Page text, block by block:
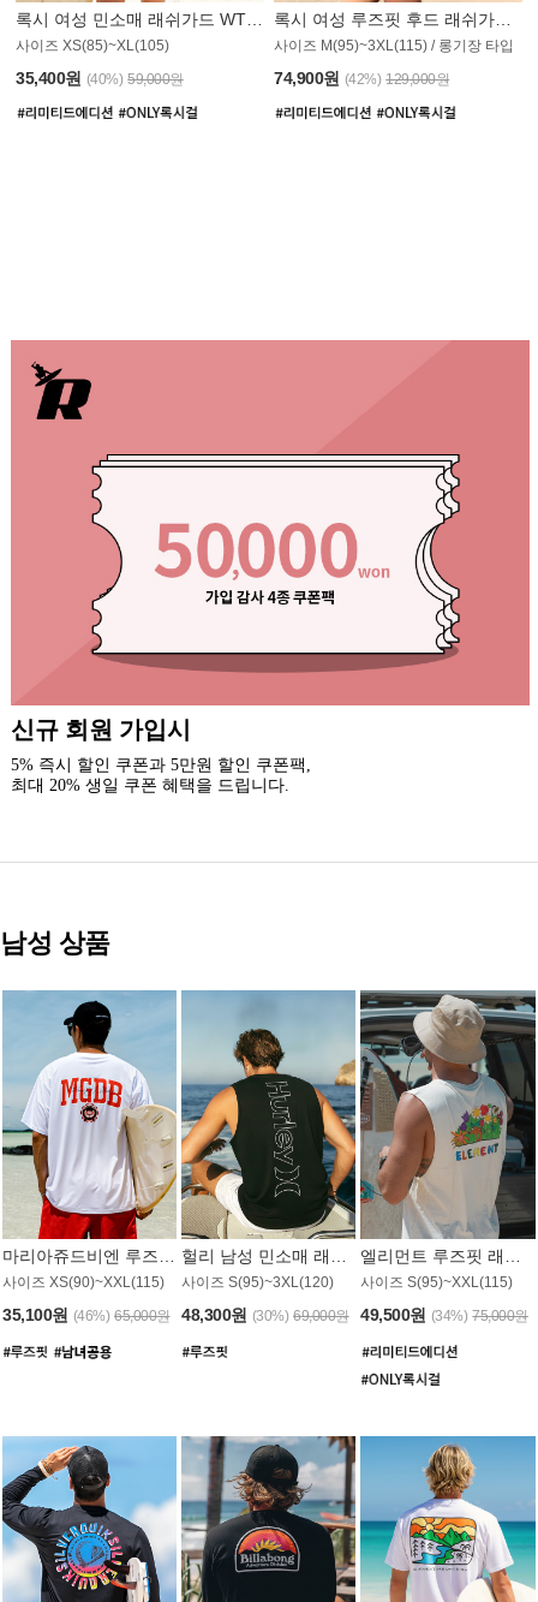
사이즈 XS(85)~XL(105)
35,400원 (40%) 59,000원
사이즈 M(95)~3XL(115) / 롱기장 타입
74,900원 (42%) 129,000원
록시걸 카톡 채널 추가
3천원 할인 쿠폰을 드립니다.(중복 사용 가능)
새로운 소식과 이벤트 혜택을 받아보세요.
남성 상품
사이즈 XS(90)~XXL(115)
35,100원 (46%) 65,000원
사이즈 S(95)~3XL(120)
48,300원 (30%) 69,000원
사이즈 S(95)~XXL(115)
49,500원 (34%) 75,000원